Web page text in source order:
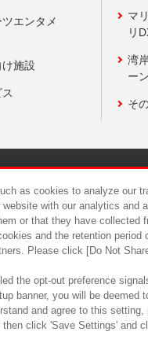
エンタメ
施設
マ
リ
湾
ー
そ
食品のご
as cookies to analyze our
with our analytics and
or that they have
and the retention
Please click [Do Not
the opt-out preference
banner, you will be
and agree to this
click 'Save Settings' and